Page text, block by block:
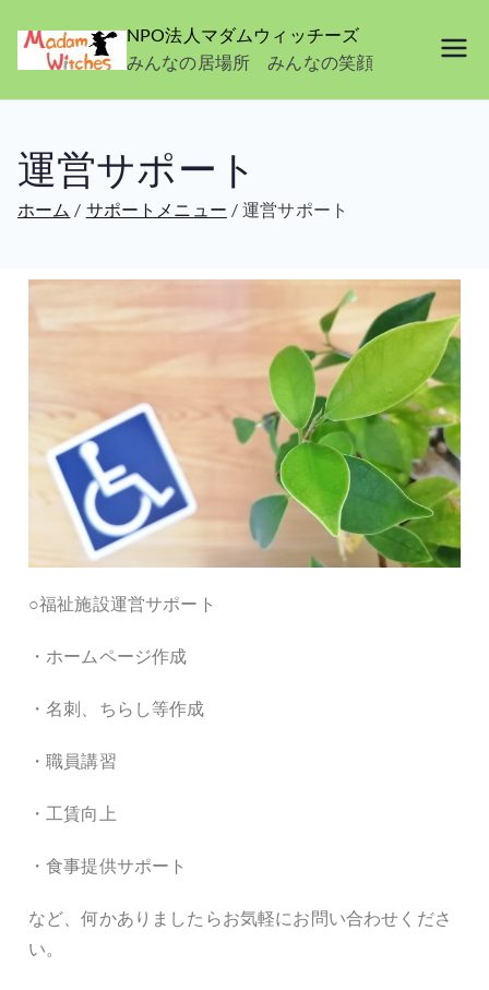
NPO法人マダムウィッチーズ
みんなの居場所 みんなの笑顔
運営サポート
ホーム サポートメニュー 運営サポート
○福祉施設運営サポート
・ホームページ作成
・名刺、ちらし等作成
・職員講習
・工賃向上
・食事提供サポート
など、何かありましたらお気軽にお問い合わせくださ
い。